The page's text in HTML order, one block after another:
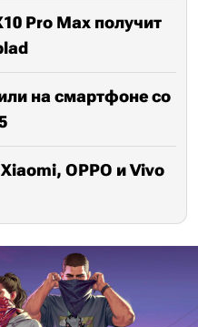
Pro Max получит
на смартфоне со
OPPO и Vivo